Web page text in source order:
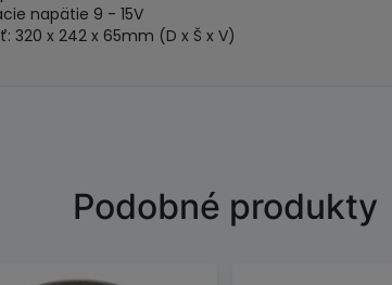
napätie 9 - 15V
320 x 242 x 65mm (D x Š x V)
Podobné produkty